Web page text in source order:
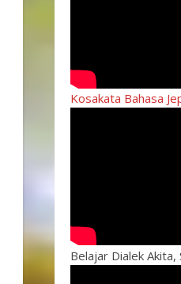
Kosakata Bahasa
Belajar Dialek Akita,